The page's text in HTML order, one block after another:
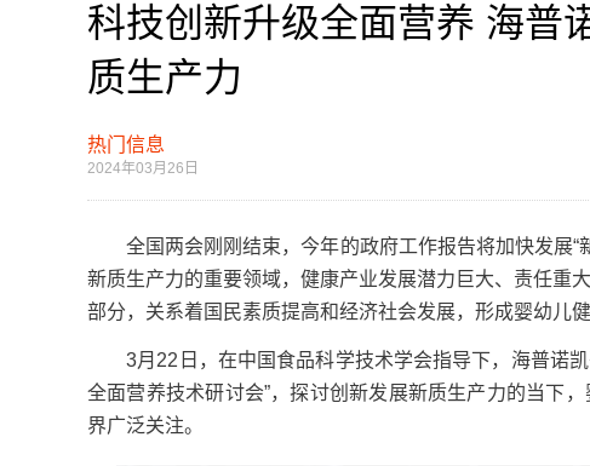
科技创新升级全面营养 海普
质生产力
热门信息
2024年03月26日
全国两会刚刚结束，今年的政府工作报告将加快发展“
新质生产力的重要领域，健康产业发展潜力巨大、责任重
部分，关系着国民素质提高和经济社会发展，形成婴幼儿
3月22日，在中国食品科学技术学会指导下，海普诺凯
全面营养技术研讨会”，探讨创新发展新质生产力的当下
界广泛关注。